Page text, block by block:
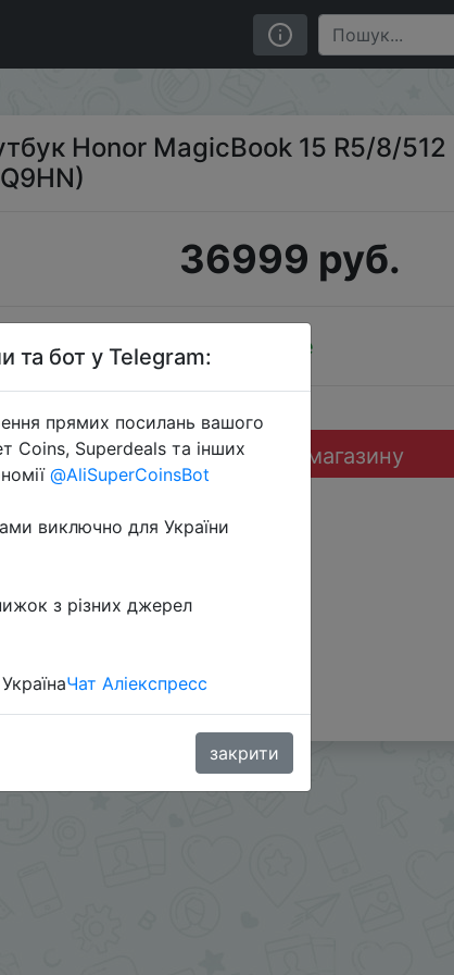
Honor MagicBook 15 R5/8/
36999 руб.
Sale
Перейти до магазину
та бот у Telegram:
прямих посилань вашого
Coins, Superdeals та інших
@AliSuperCoinsBot
виключно для України
з різних джерел
Чат Аліекспресс
закрити